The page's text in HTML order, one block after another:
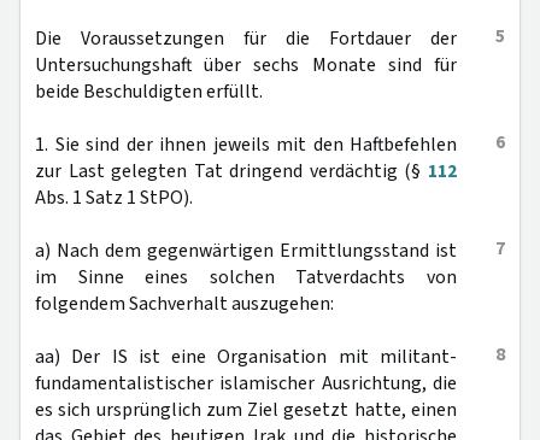
5
Die Voraussetzungen für die Fortdauer der
Untersuchungshaft über sechs Monate sind für
beide Beschuldigten erfüllt.
6
1. Sie sind der ihnen jeweils mit den Haftbefehlen
zur Last gelegten Tat dringend verdächtig (§ 112
Abs. 1 Satz 1 StPO).
7
a) Nach dem gegenwärtigen Ermittlungsstand ist
im Sinne eines solchen Tatverdachts von
folgendem Sachverhalt auszugehen:
8
aa) Der IS ist eine Organisation mit militant-
fundamentalistischer islamischer Ausrichtung, die
es sich ursprünglich zum Ziel gesetzt hatte, einen